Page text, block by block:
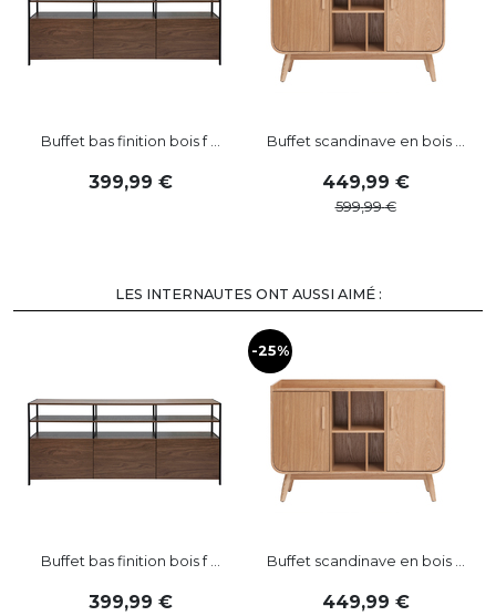
Buffet bas finition bois f ...
399,99
Buffet scandinave en bois ...
449,99
599,99
LES INTERNAUTES ONT AUSSI AIMÉ :
Buffet bas finition bois f ...
399,99
-25%
Buffet scandinave en bois ...
449,99